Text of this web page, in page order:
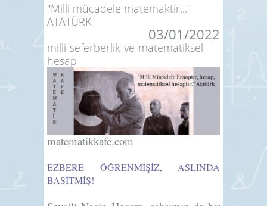
"Milli mücadele matemaktir..."
ATATÜRK
03/01/2022
milli-seferberlik-ve-matematiksel-
hesap
matematikkafe.com
EZBERE ÖĞRENMİŞİZ, ASLINDA
BASİTMİŞ!